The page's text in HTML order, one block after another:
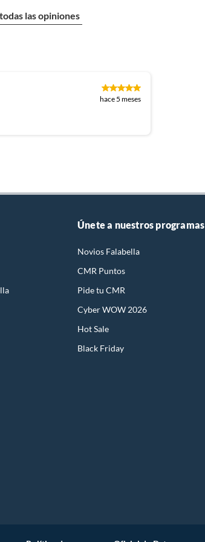
las opiniones
hace 5 meses
Únete a nuestros programas
Novios Falabella
CMR Puntos
Pide tu CMR
Cyber WOW 2026
Hot Sale
Black Friday